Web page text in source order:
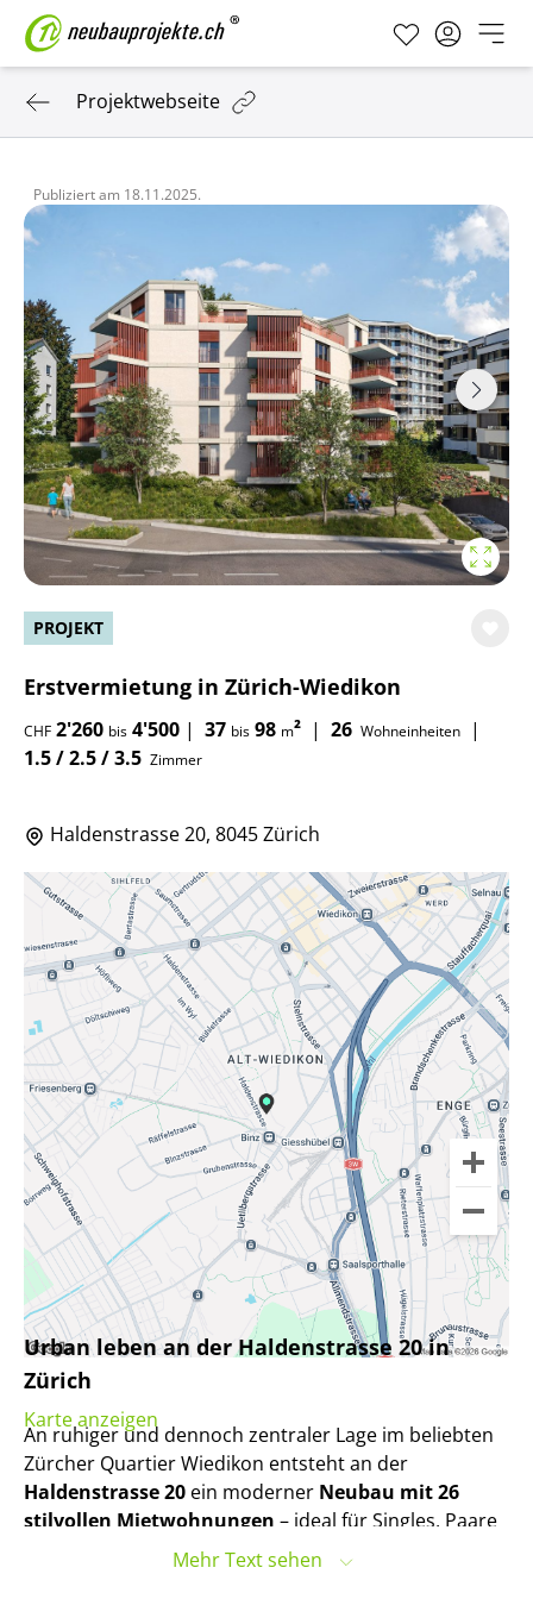
Projektwebseite
Publiziert am 18.11.2025.
PROJEKT
Erstvermietung in Zürich-Wiedikon
CHF 2'260 bis 4'500 | 37 bis 98 m² | 26 Wohneinheiten
|
1.5 / 2.5 / 3.5 Zimmer
Haldenstrasse 20, 8045 Zürich
Karte anzeigen
Urban leben an der Haldenstrasse 20 in
Zürich
An ruhiger und dennoch zentraler Lage im beliebten
Zürcher Quartier Wiedikon entsteht an der
Haldenstrasse 20 ein moderner Neubau mit 26
stilvollen Mietwohnungen – ideal für Singles, Paare
und urbane Lebensentwürfe.
Mehr Text sehen